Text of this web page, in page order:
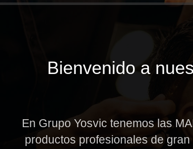
Bienvenido a
En Grupo Yosvic tenemos las
productos profesionales de